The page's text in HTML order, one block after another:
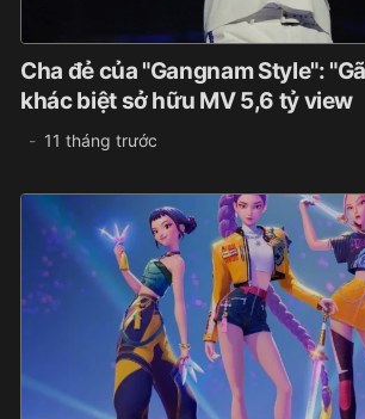
Cha đẻ của "Gangnam Style":
khác biệt sở hữu MV 5,6 tỷ view
11 tháng trước